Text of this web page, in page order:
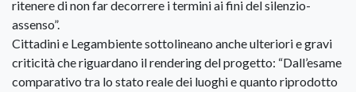
ritenere di non far decorrere i termini ai fini del silenzio-
assenso”.
Cittadini e Legambiente sottolineano anche ulteriori e gravi
criticità che riguardano il rendering del progetto: “Dall’esame
comparativo tra lo stato reale dei luoghi e quanto riprodotto